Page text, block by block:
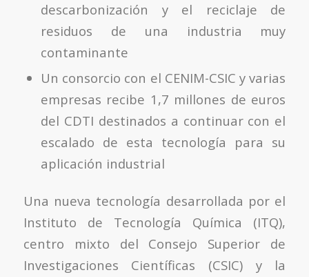
descarbonización y el reciclaje de
residuos de una industria muy
contaminante
Un consorcio con el CENIM-CSIC y varias
empresas recibe 1,7 millones de euros
del CDTI destinados a continuar con el
escalado de esta tecnología para su
aplicación industrial
Una nueva tecnología desarrollada por el
Instituto de Tecnología Química (ITQ),
centro mixto del Consejo Superior de
Investigaciones Científicas (CSIC) y la